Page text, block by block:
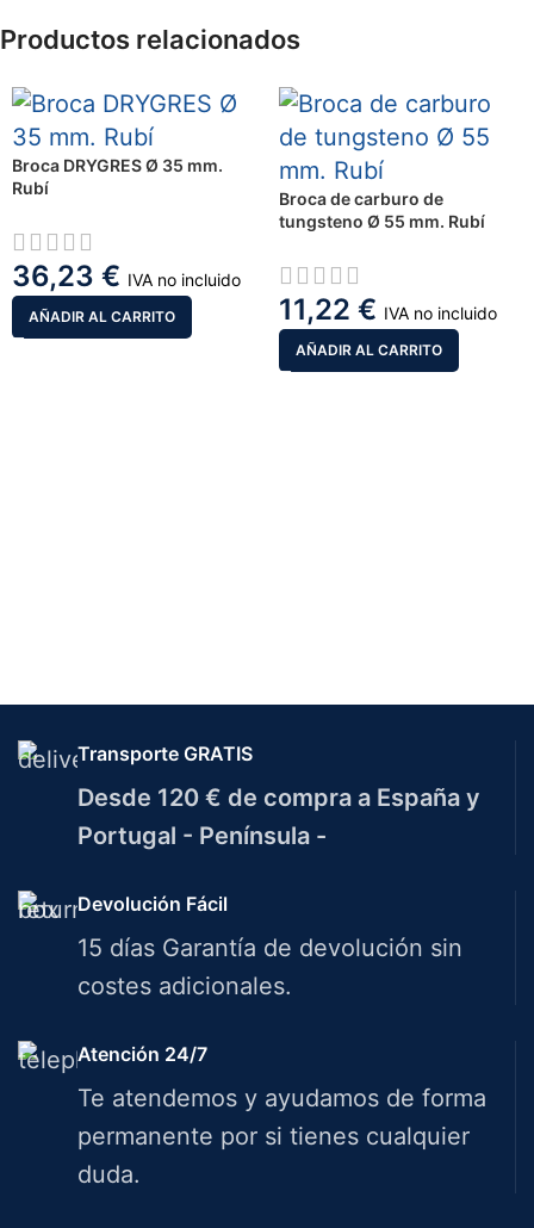
Productos relacionados
Broca DRYGRES Ø 35 mm.
Rubí
36,23 € IVA no incluido
AÑADIR AL CARRITO
Broca de carburo de
tungsteno Ø 55 mm. Rubí
11,22 € IVA no incluido
AÑADIR AL CARRITO
Transporte GRATIS
Desde 120 € de compra a España y
Portugal - Península -
Devolución Fácil
15 días Garantía de devolución sin
costes adicionales.
Atención 24/7
Te atendemos y ayudamos de forma
permanente por si tienes cualquier
duda.